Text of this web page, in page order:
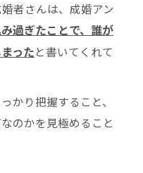
者さんは、成婚アン
過ぎたことで、誰が
ったと書いてくれて
かり把握すること、
のかを見極めること